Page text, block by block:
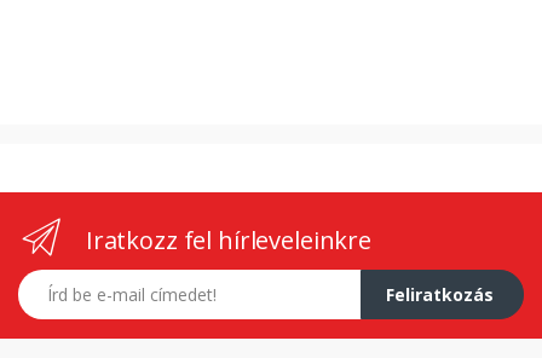
Iratkozz fel hírleveleinkre
E-mail címed
Feliratkozás